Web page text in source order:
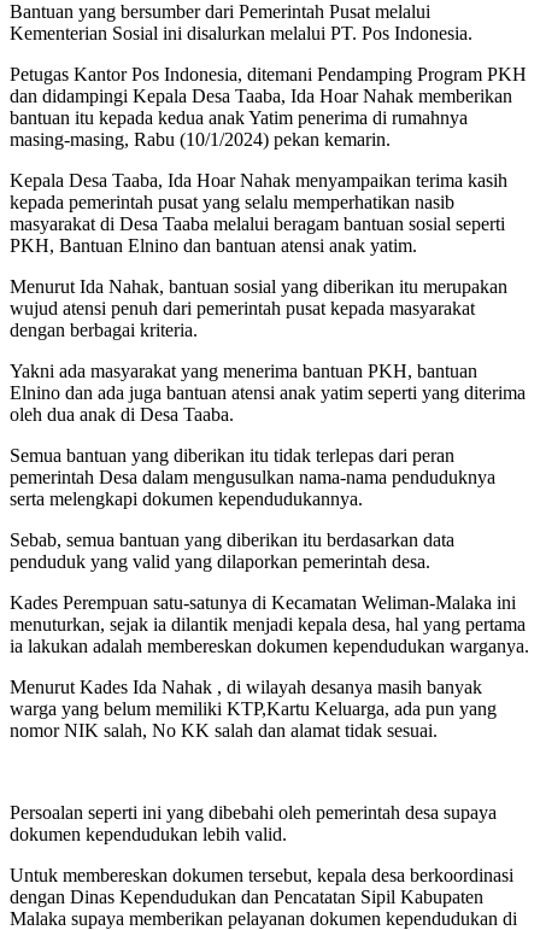
Bantuan yang bersumber dari Pemerintah Pusat melalui
Kementerian Sosial ini disalurkan melalui PT. Pos Indonesia.
Petugas Kantor Pos Indonesia, ditemani Pendamping Program PKH
dan didampingi Kepala Desa Taaba, Ida Hoar Nahak memberikan
bantuan itu kepada kedua anak Yatim penerima di rumahnya
masing-masing, Rabu (10/1/2024) pekan kemarin.
Kepala Desa Taaba, Ida Hoar Nahak menyampaikan terima kasih
kepada pemerintah pusat yang selalu memperhatikan nasib
masyarakat di Desa Taaba melalui beragam bantuan sosial seperti
PKH, Bantuan Elnino dan bantuan atensi anak yatim.
Menurut Ida Nahak, bantuan sosial yang diberikan itu merupakan
wujud atensi penuh dari pemerintah pusat kepada masyarakat
dengan berbagai kriteria.
Yakni ada masyarakat yang menerima bantuan PKH, bantuan
Elnino dan ada juga bantuan atensi anak yatim seperti yang diterima
oleh dua anak di Desa Taaba.
Semua bantuan yang diberikan itu tidak terlepas dari peran
pemerintah Desa dalam mengusulkan nama-nama penduduknya
serta melengkapi dokumen kependudukannya.
Sebab, semua bantuan yang diberikan itu berdasarkan data
penduduk yang valid yang dilaporkan pemerintah desa.
Kades Perempuan satu-satunya di Kecamatan Weliman-Malaka ini
menuturkan, sejak ia dilantik menjadi kepala desa, hal yang pertama
ia lakukan adalah membereskan dokumen kependudukan warganya.
Menurut Kades Ida Nahak , di wilayah desanya masih banyak
warga yang belum memiliki KTP,Kartu Keluarga, ada pun yang
nomor NIK salah, No KK salah dan alamat tidak sesuai.
Persoalan seperti ini yang dibebahi oleh pemerintah desa supaya
dokumen kependudukan lebih valid.
Untuk membereskan dokumen tersebut, kepala desa berkoordinasi
dengan Dinas Kependudukan dan Pencatatan Sipil Kabupaten
Malaka supaya memberikan pelayanan dokumen kependudukan di